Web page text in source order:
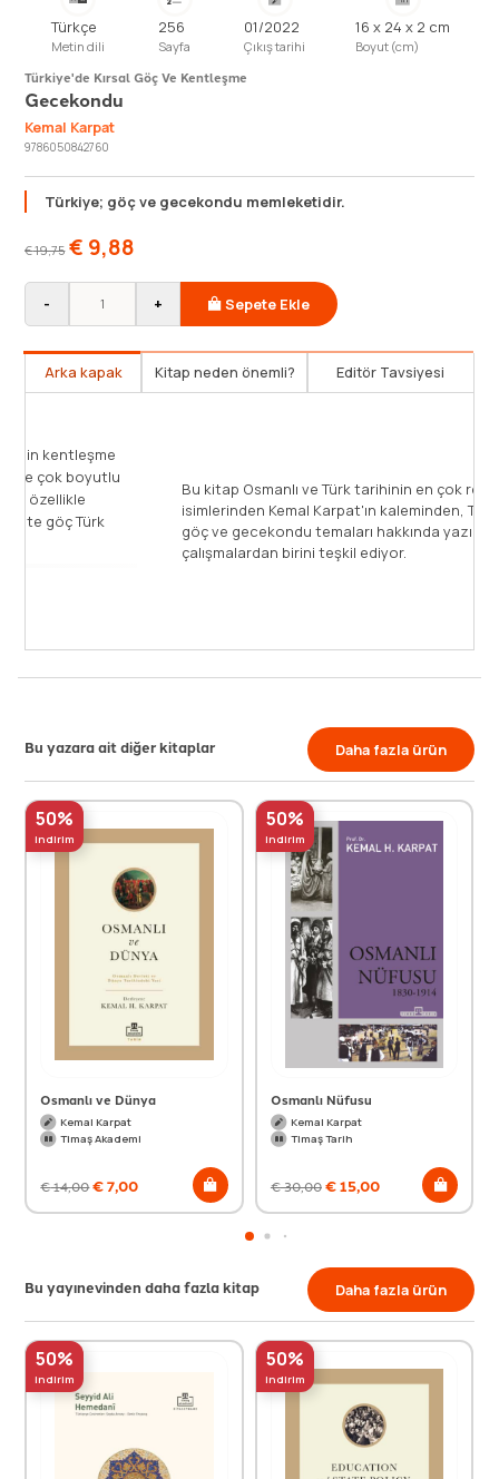
Türkçe
Metin dili
256
Sayfa
01/2022
Çıkış tarihi
16 x 24 x 2 cm
Boyut (cm)
Türkiye'de Kırsal Göç Ve Kentleşme
Gecekondu
Kemal Karpat
9786050842760
Türkiye; göç ve gecekondu memleketidir.
€19,75 € 9,88
- + Sepete Ekle
Arka kapak Kitap neden önemli? Editör Tavsiyesi
Kemal H. Karpat bu çalışmasında; Türkiye'nin kentleşme
problematiğini göç literatürü çerçevesinde çok boyutlu
bir şekilde değerlendirmektedir. Türkiye'de özellikle
1950'lerden sonra ortaya çıkan kırdan kente göç Türk
modernleşmesinin en [...]
Bu
göç
Bu yazara ait diğer kitaplar Daha fazla ürün
50%
indirim
Osmanlı ve Dünya
Kemal Karpat
Timaş Akademi
€14,00€7,00
50%
indirim
Osmanlı Nüfusu
Kemal Karpat
Timaş Tarih
€30,00€15,00
Bu yayınevinden daha fazla kitap Daha fazla ürün
50%
indirim
50%
indirim